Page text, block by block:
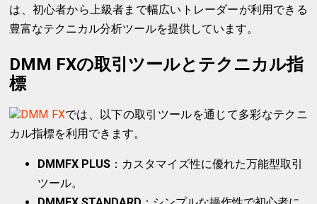
は、初心者から上級者まで幅広いトレーダーが利用できる
豊富なテクニカル分析ツールを提供しています。
DMM FXの取引ツールとテクニカル指
標
DMM FXでは、以下の取引ツールを通じて多彩なテクニ
カル指標を利用できます。
DMMFX PLUS ：カスタマイズ性に優れた万能型取引
ツール。